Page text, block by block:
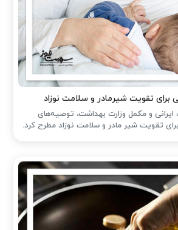
برای تقویت شیرمادر و سلامت نوزاد
و مکمل وزارت بهداشت، توصیه‌های
تقویت شیر مادر و سلامت نوزاد مطرح کرد.